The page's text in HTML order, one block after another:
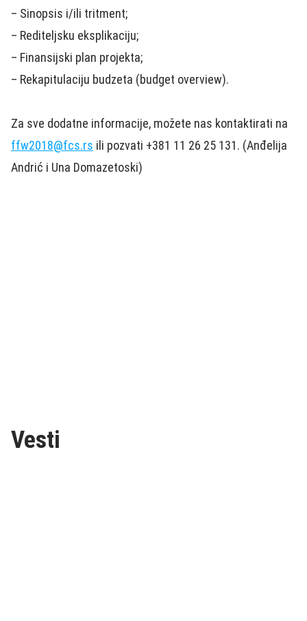
– Sinopsis i/ili tritment;
– Rediteljsku eksplikaciju;
– Finansijski plan projekta;
– Rekapitulaciju budzeta (budget overview).
Za sve dodatne informacije, možete nas kontaktirati na
ffw2018@fcs.rs ili pozvati +381 11 26 25 131. (Anđelija
Andrić i Una Domazetoski)
Vesti